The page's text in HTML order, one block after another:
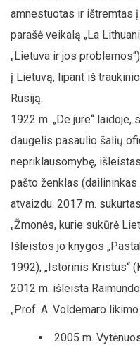
amnestuotas ir ištremtas
parašė veikalą „La
„Lietuva ir jos
į Lietuvą, lipant iš
Rusiją.
1922 m. „De jure“
daugelis pasaulio šalių
nepriklausomybę,
pašto ženklas
atvaizdu. 2017 m.
„Žmonės, kurie sukūrė
Išleistos jo knygos
1992), „Istorinis Kristus“
2012 m. išleista
„Prof. A. Voldemaro
2005 m.